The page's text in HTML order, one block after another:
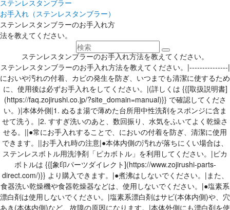
ステンレスタンブラー
お手入れ（ステンレスタンブラー）
ステンレスタンブラーのお手入れ方
法を教えてください。
ステンレスタンブラーのお手入れ方法を教えてください。
ステンレスタンブラーのお手入れ方法を教えてください。|---------------|
においや汚れの付着、カビの発生を防ぎ、いつまでも清潔に使するため
に、使用後は必ずお手入れをしてください。|(詳しくは {{[取扱説明書]
(https://faq.zojirushi.co.jp/?site_domain=manual)}} で確認してくださ
い。)|本体外側|1. ぬるま湯で薄めた台所用中性洗剤をスポンジに含ま
せて洗う。|2. すすぎ洗いのあと、数回振り、水気をふいてよく乾燥さ
せる。||●常にお手入れすることで、においの付着を防ぎ、清潔に使用
できます。||お手入れ時の注意|●本体内側の汚れが落ちにくい場合は、
ステンレスボトル用洗浄剤「ピカボトル」を利用してください。|ピカ
ボトルは {{[象印パーツダイレクト](https://www.zojirushi-parts-
direct.com/)}} より購入できます。|●煮沸はしないでください。|また、
食器洗い乾燥機や食器乾燥器などは、使用しないでください。|●塩素系
漂白剤は使用しないでください。|塩素系漂白剤はサビ(本体内側)や、穴
あき(本体内側)など、故障の原因になります。|本体外側にも漂白剤を使